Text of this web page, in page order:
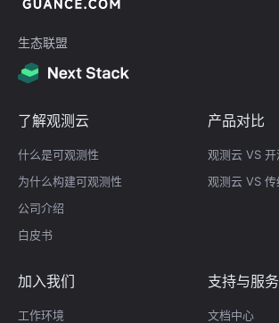
生态联盟
了解观测云
什么是可观测性
为什么构建可观测性
公司介绍
白皮书
产品对比
观测云 VS
观测云 VS
加入我们
工作环境
支持与服务
文档中心